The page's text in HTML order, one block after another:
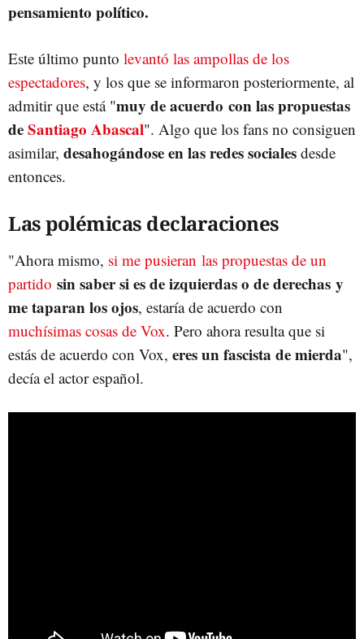
pensamiento político.
Este último punto levantó las ampollas de los
espectadores, y los que se informaron posteriormente, al
admitir que está "muy de acuerdo con las propuestas
deSantiago Abascal". Algo que los fans no consiguen
asimilar, desahogándose en las redes sociales desde
entonces.
Las polémicas declaraciones
"Ahora mismo, si me pusieran las propuestas de un
partido sin saber si es de izquierdas o de derechas y
me taparan los ojos, estaría de acuerdo con
muchísimas cosas de Vox. Pero ahora resulta que si
estás de acuerdo con Vox, eres un fascista de mierda",
decía el actor español.